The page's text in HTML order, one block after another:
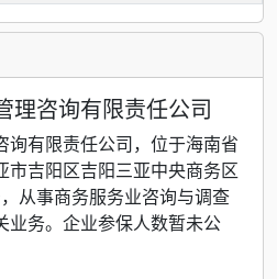
理咨询有限责任公司
询有限责任公司，位于海南省
市吉阳区吉阳三亚中央商务区
从事商务服务业咨询与调查
业务。企业参保人数暂未公